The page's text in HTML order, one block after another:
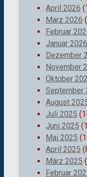
April 2026
März 2026
Februar
Januar 2026
Dezember
November
Oktober
September
August
Juli 2025
Juni 2025
Mai 2025
April 2025
März 2025
Februar